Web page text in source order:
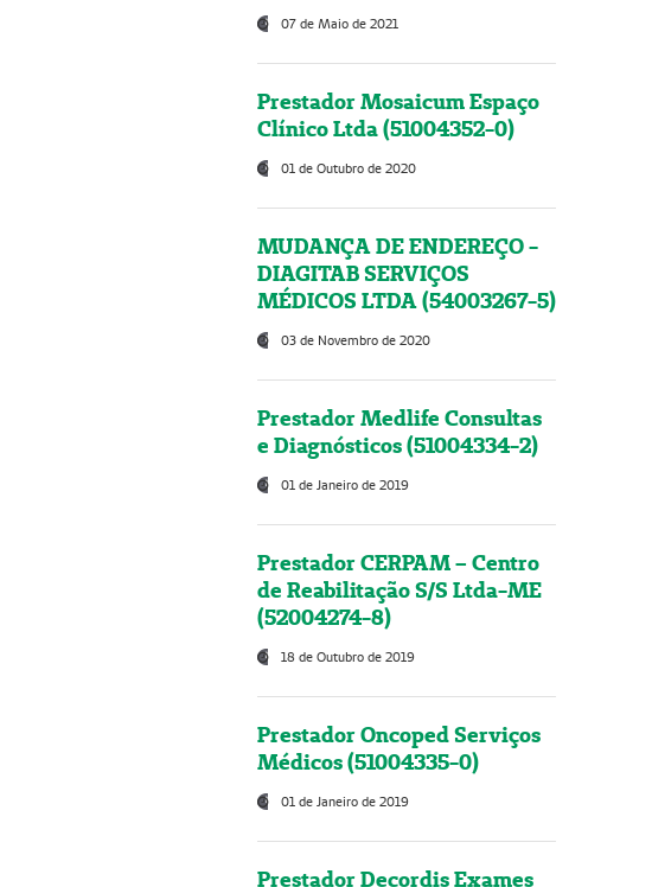
07 de Maio de 2021
Prestador Mosaicum Espaço
Clínico Ltda (51004352-0)
01 de Outubro de 2020
MUDANÇA DE ENDEREÇO -
DIAGITAB SERVIÇOS
MÉDICOS LTDA (54003267-5)
03 de Novembro de 2020
Prestador Medlife Consultas
e Diagnósticos (51004334-2)
01 de Janeiro de 2019
Prestador CERPAM – Centro
de Reabilitação S/S Ltda-ME
(52004274-8)
18 de Outubro de 2019
Prestador Oncoped Serviços
Médicos (51004335-0)
01 de Janeiro de 2019
Prestador Decordis Exames